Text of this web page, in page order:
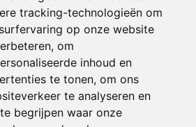
tracking-technologieën om
op onze website
om
inhoud en
te tonen, om ons
te analyseren en
begrijpen waar onze
II